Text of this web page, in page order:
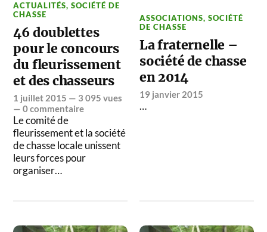
ACTUALITÉS,SOCIÉTÉ DE
CHASSE
46 doublettes
pour le concours
du fleurissement
et des chasseurs
1 juillet 2015 — 3 095 vues
—0 commentaire
Le comité de
fleurissement et la société
de chasse locale unissent
leurs forces pour
organiser…
ASSOCIATIONS,SOCIÉTÉ
DE CHASSE
La fraternelle –
société de chasse
en 2014
19 janvier 2015
…